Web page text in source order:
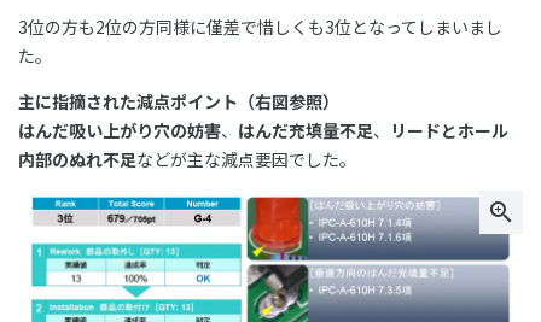
3位の方も2位の方同様に僅差で惜しくも3位となってしまいまし
た。
主に指摘された減点ポイント（右図参照）
はんだ吸い上がり穴の妨害、 はんだ充填量不足、
リードとホール
内部のぬれ不足などが主な減点要因でした。